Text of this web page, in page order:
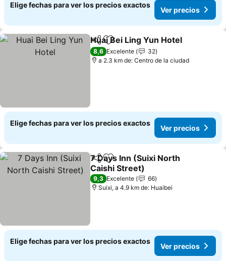
Elige fechas para ver los precios exactos
Ver precios
CompartirAgregar a favoritos
Huai Bei Ling Yun Hotel
8,6 Excelente
32
a 2.3 km de: Centro de la ciudad
Elige fechas para ver los precios exactos
Ver precios
CompartirAgregar a favoritos
7 Days Inn (Suixi North
Caishi Street)
Ver precios
9,3 Excelente
66
Suixi, a 4.9 km de: Huaibei
Elige fechas para ver los precios exactos
Ver precios